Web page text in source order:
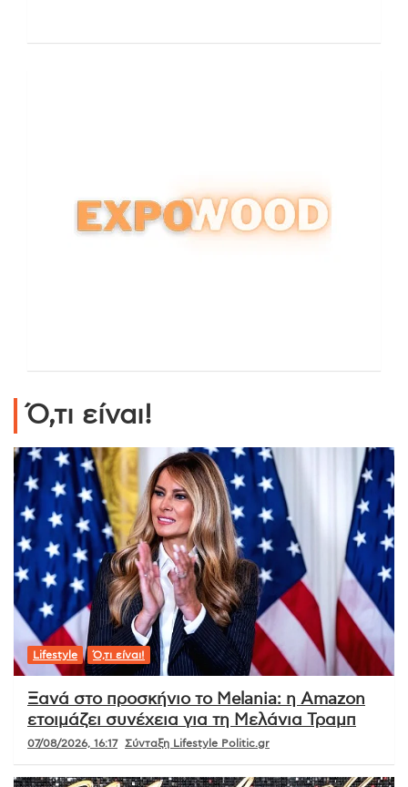
Ό,τι είναι!
Lifestyle Ό,τι είναι!
Ξανά στο προσκήνιο το Melania: η Amazon
ετοιμάζει συνέχεια για τη Μελάνια Τραμπ
07/08/2026, 16:17 Σύνταξη Lifestyle Politic.gr